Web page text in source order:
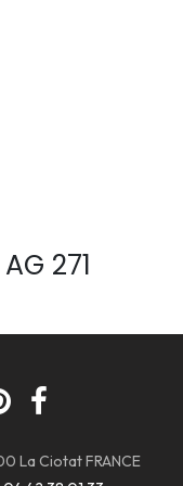
271
La Ciotat FRANCE